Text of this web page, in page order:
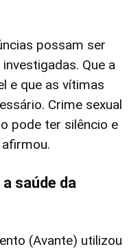
possam ser
Que a
e que as vítimas
Crime sexual
pode ter silêncio e
saúde da
(Avante) utilizou